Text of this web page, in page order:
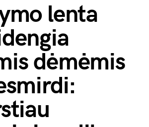
lenta
dėmėmis